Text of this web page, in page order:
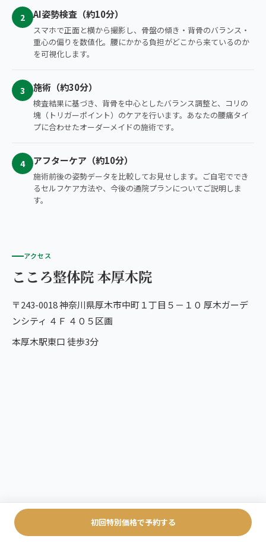
2 AI姿勢検査（約10分）
スマホで正面と横から撮影し、骨盤の傾き・背骨のバランス・
重心の偏りを数値化。腰にかかる負担がどこから来ているのか
を可視化します。
3 施術（約30分）
検査結果に基づき、背骨を中心としたバランス調整と、コリの
塊（トリガーポイント）のケアを行います。あなたの腰痛タイ
プに合わせたオーダーメイドの施術です。
4 アフターケア（約10分）
施術前後の姿勢データを比較してお見せします。ご自宅ででき
るセルフケア方法や、今後の通院プランについてご説明しま
す。
アクセス
こころ整体院 本厚木院
〒243-0018 神奈川県厚木市中町１丁目５－１０ 厚木ガーデ
ンシティ ４Ｆ ４０５区画
本厚木駅東口 徒歩3分
初回特別価格で予約する